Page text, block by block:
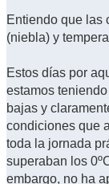
Entiendo que las
(niebla) y
Estos días por
estamos
bajas y
condiciones que
toda la jornada
superaban los
embargo, no ha